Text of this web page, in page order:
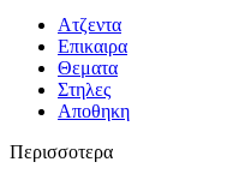
Ατζεντα
Επικαιρα
Θεματα
Στηλες
Αποθηκη
Περισσοτερα